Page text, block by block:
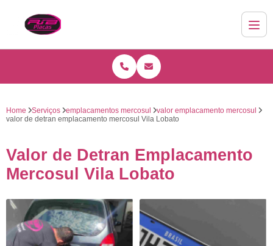
Home Serviços emplacamentos mercosul
valor emplacamento mercosul
valor de detran emplacamento mercosul Vila Lobato
Valor de Detran Emplacamento
Mercosul Vila Lobato